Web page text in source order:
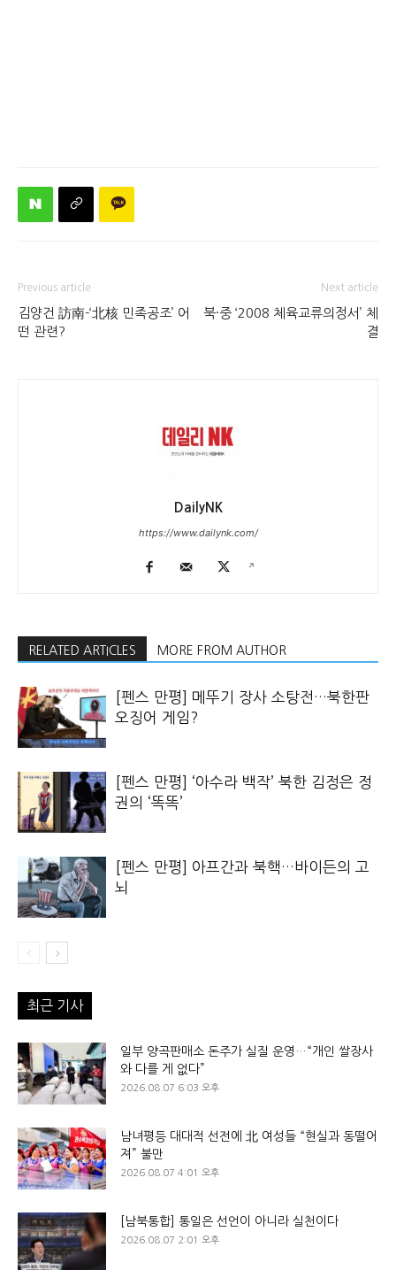
Previous article
김양건 訪南-‘北核 민족공조’ 어
떤 관련?
Next article
북·중 ‘2008 체육교류의정서’ 체
결
DailyNK
https://www.dailynk.com/
RELATED ARTICLES MORE FROM AUTHOR
[펜스 만평] 메뚜기 장사 소탕전…북한판
오징어 게임?
[펜스 만평] ‘아수라 백작’ 북한 김정은 정
권의 ‘똑똑’
[펜스 만평] 아프간과 북핵…바이든의 고
뇌
최근 기사
일부 양곡판매소 돈주가 실질 운영…“개인 쌀장사
와 다를 게 없다”
2026.08.07 6:03 오후
남녀평등 대대적 선전에 北 여성들 “현실과 동떨어
져” 불만
2026.08.07 4:01 오후
[남북통합] 통일은 선언이 아니라 실천이다
2026.08.07 2:01 오후